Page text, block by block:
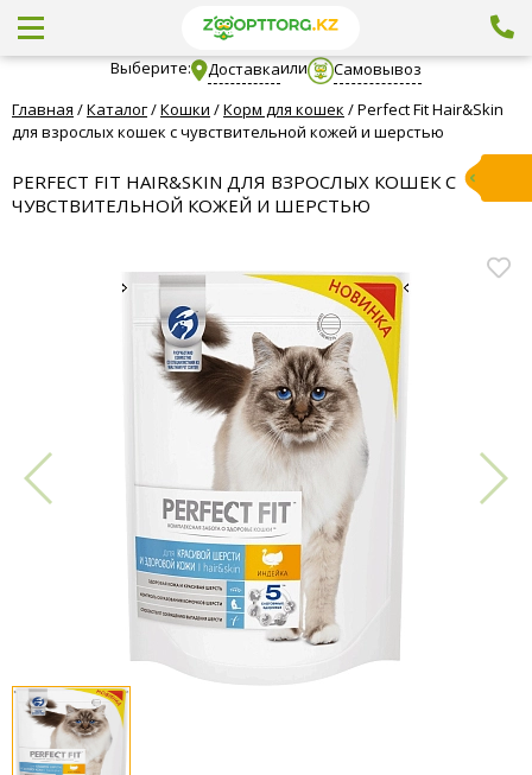
Выберите: Доставкаили
Самовывоз
Главная /Каталог/Кошки /Корм для кошек /Perfect Fit Hair&Skin
для взрослых кошек с чувствительной кожей и шерстью
PERFECT FIT HAIR&SKIN ДЛЯ ВЗРОСЛЫХ КОШЕК С
ЧУВСТВИТЕЛЬНОЙ КОЖЕЙ И ШЕРСТЬЮ